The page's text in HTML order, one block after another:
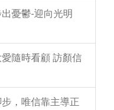
憂鬱-迎向光明
隨時看顧 訪顏信
，唯信靠主導正